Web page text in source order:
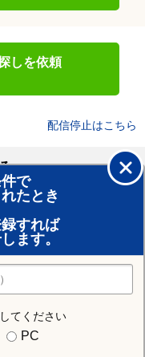
しを依頼
配信停止はこちら
で
たとき
すれば
ます。
てください
PC